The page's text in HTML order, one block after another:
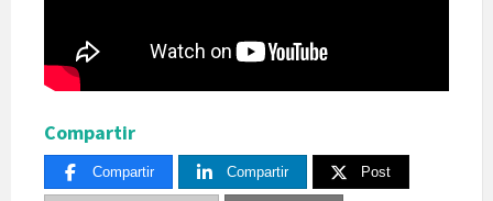
Compartir
Compartir Compartir Post